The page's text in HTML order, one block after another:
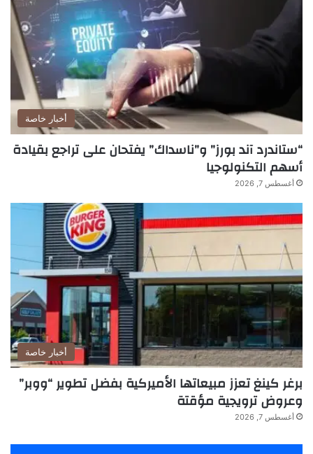
أخبار خاصة
“ستاندرد آند بورز” و”ناسداك” يفتحان على تراجع بقيادة
أسهم التكنولوجيا
أغسطس 7, 2026
أخبار خاصة
برغر كينغ تعزز مبيعاتها الأميركية بفضل تطوير “ووبر”
وعروض ترويجية مؤقتة
أغسطس 7, 2026